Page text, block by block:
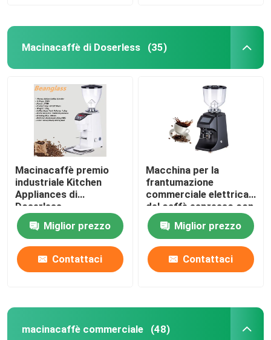
Macinacaffè di Doserless (35)
Macinacaffè premio
industriale Kitchen
Appliances di
Doserless
Miglior prezzo
Contattaci
Macchina per la
frantumazione
commerciale elettrica
del caffè espresso con
la sbavatura di titanio
Miglior prezzo
Contattaci
macinacaffè commerciale (48)